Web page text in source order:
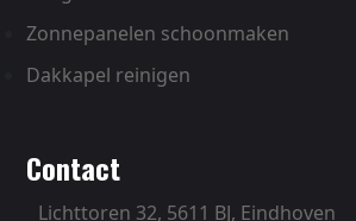
Zonnepanelen schoonmaken
Dakkapel reinigen
contact
Lichttoren 32, 5611 BJ, Eindhoven